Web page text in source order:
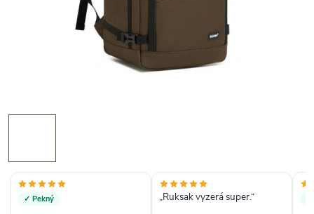
✓ Pekný „Ruksak vyzerá super.“